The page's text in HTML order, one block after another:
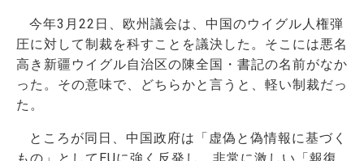
今年3月22日、欧州議会は、中国のウイグル人権弾
圧に対して制裁を科すことを議決した。そこには悪名
高き新疆ウイグル自治区の陳全国・書記の名前がなか
った。その意味で、どちらかと言うと、軽い制裁だっ
た。
ところが同日、中国政府は「虚偽と偽情報に基づく